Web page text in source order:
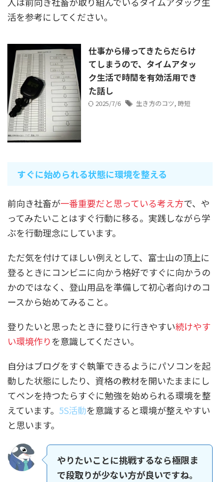
活を参考にしてください。
仕事から帰ってきたらだらけ
てしまうので、タイムアタッ
ク生活で時間を有効活用でき
た話し
2025/7/6 生き方のコツ, 時短
すぐに始められる状態に環境を整える
前向き社畜が一番重要だと思っている考え方で、や
ってみたいことはすぐ行動に移る。実践しながら学
ぶを行動理念にしています。
ただ気を付けてほしい例えとして、富士山の頂上に
登るときにコンビニに向かう格好ですぐに向かうの
かのではなく、登山用品を準備して初心者向けのコ
ースから始めてみること。
登りたいと思ったときに登りに行きやすい続けやす
い環境作りを意識してください。
自分はブログをすぐ執筆できるようにパソコンを起
動した状態にしたり、資格の教材を開いたままにし
てペンを持つたらすぐに勉強を始められる環境を整
えています。 5S活動を意識すると環境が整えやすい
と思います。
やりたいことに挑戦するなら極限ま
で段取りが少ない方が良いですね。